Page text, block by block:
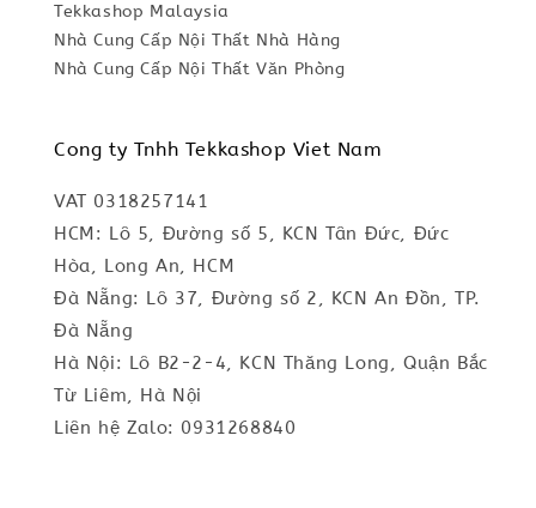
Tekkashop Malaysia
Nhà Cung Cấp Nội Thất Nhà Hàng
Nhà Cung Cấp Nội Thất Văn Phòng
Cong ty Tnhh Tekkashop Viet Nam
VAT 0318257141
HCM: Lô 5, Đường số 5, KCN Tân Đức, Đức
Hòa, Long An, HCM
Đà Nẵng: Lô 37, Đường số 2, KCN An Đồn, TP.
Đà Nẵng
Hà Nội: Lô B2-2-4, KCN Thăng Long, Quận Bắc
Từ Liêm, Hà Nội
Liên hệ Zalo: 0931268840